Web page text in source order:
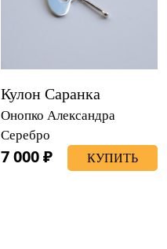
Кулон Саранка
Онопко Александра
Серебро
7 000 ₽ КУПИТЬ